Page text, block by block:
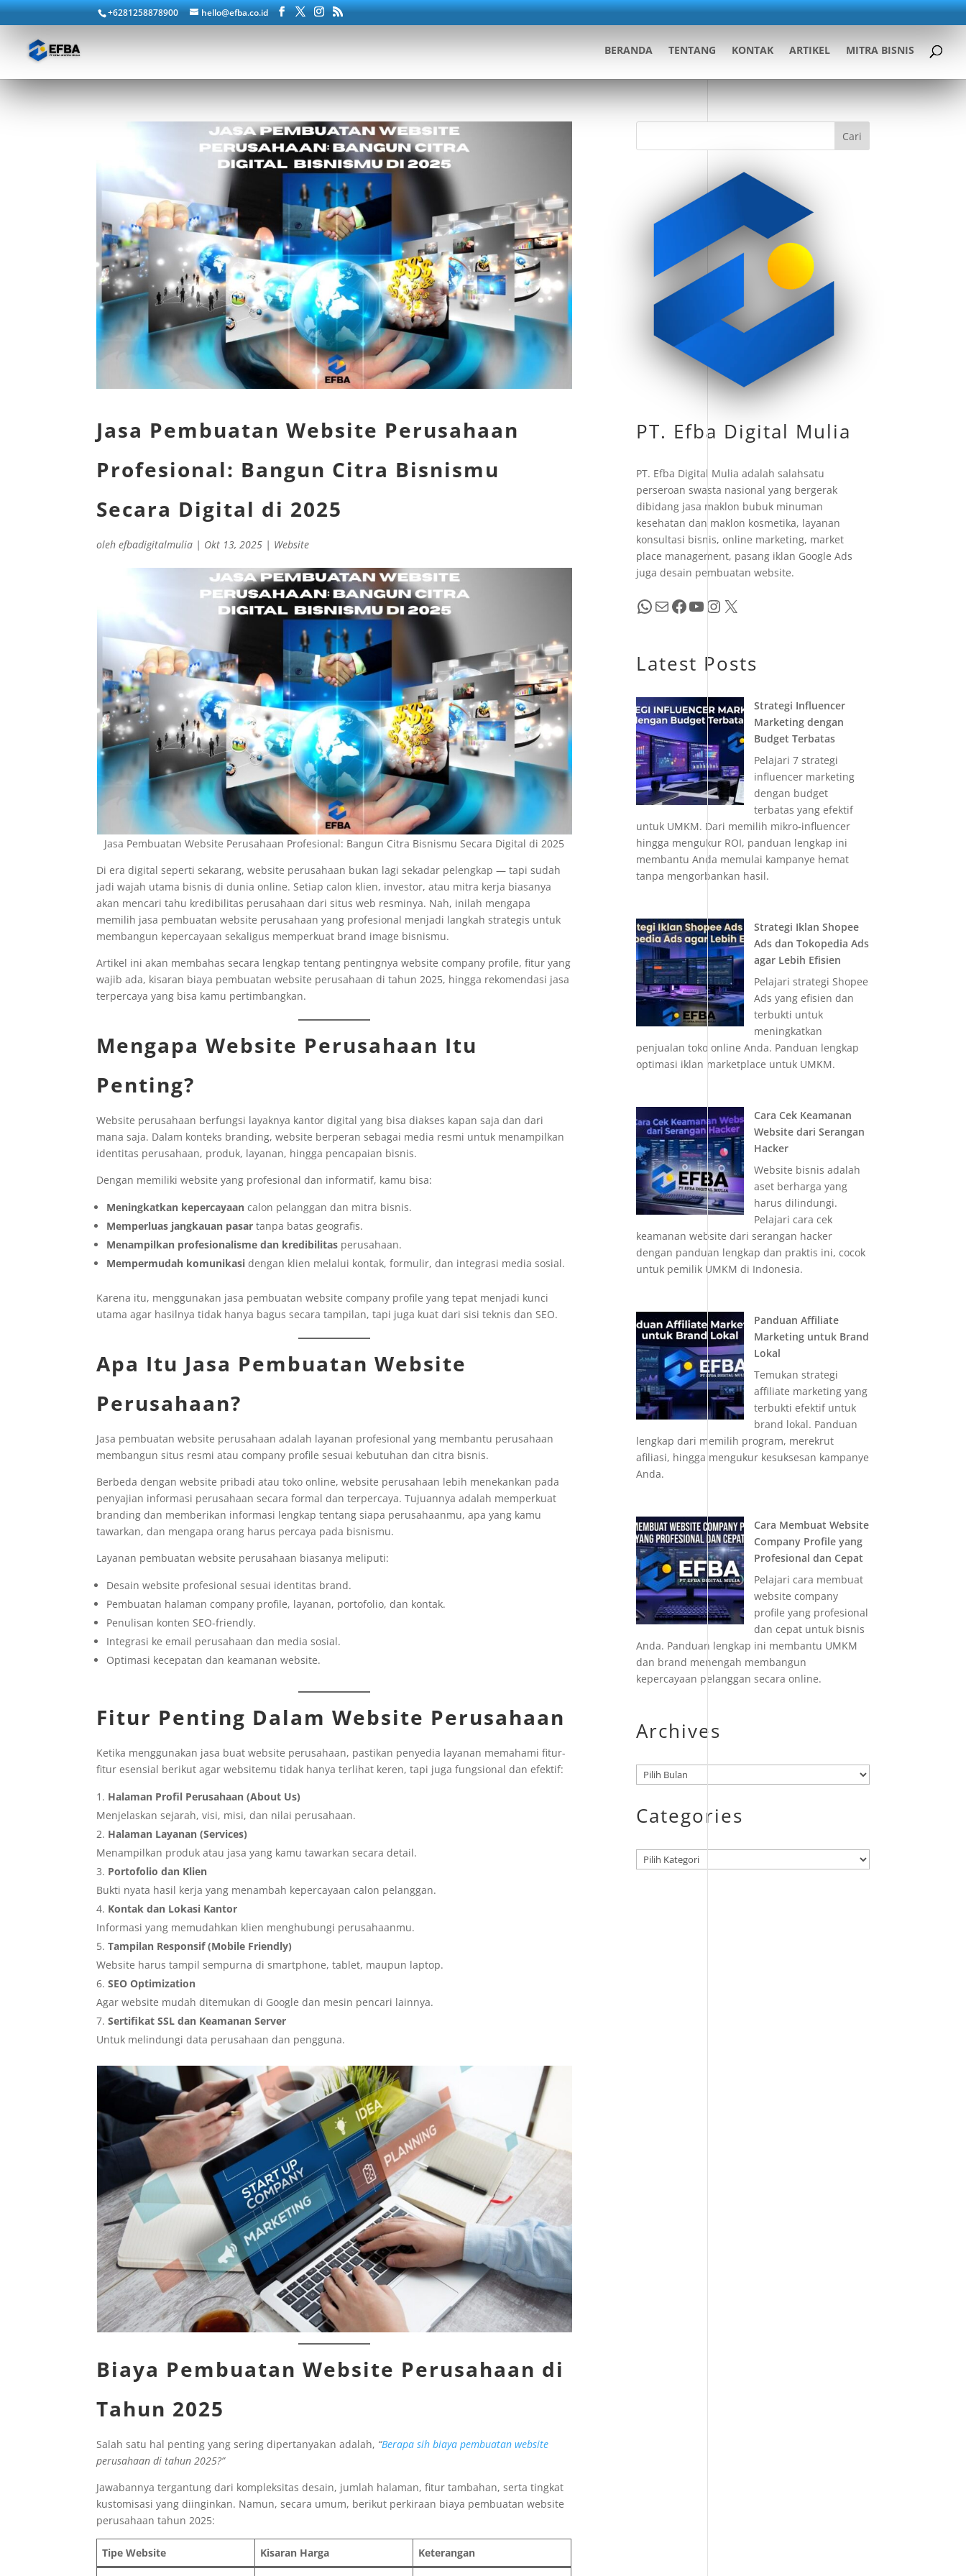
+6281258878900 hello@efba.co.id
BERANDA TENTANG KONTAK ARTIKEL MITRA BISNIS
Jasa Pembuatan Website Perusahaan
Profesional: Bangun Citra Bisnismu
Secara Digital di 2025
olehefbadigitalmulia | Okt 13, 2025 | Website
Jasa Pembuatan Website Perusahaan Profesional: Bangun Citra Bisnismu Secara Digital di 2025
Di era digital seperti sekarang, website perusahaan bukan lagi sekadar pelengkap — tapi sudah
jadi wajah utama bisnis di dunia online. Setiap calon klien, investor, atau mitra kerja biasanya
akan mencari tahu kredibilitas perusahaan dari situs web resminya. Nah, inilah mengapa
memilih jasa pembuatan website perusahaan yang profesional menjadi langkah strategis untuk
membangun kepercayaan sekaligus memperkuat brand image bisnismu.
Artikel ini akan membahas secara lengkap tentang pentingnya website company profile, fitur yang
wajib ada, kisaran biaya pembuatan website perusahaan di tahun 2025, hingga rekomendasi jasa
terpercaya yang bisa kamu pertimbangkan.
Mengapa Website Perusahaan Itu
Penting?
Website perusahaan berfungsi layaknya kantor digital yang bisa diakses kapan saja dan dari
mana saja. Dalam konteks branding, website berperan sebagai media resmi untuk menampilkan
identitas perusahaan, produk, layanan, hingga pencapaian bisnis.
Dengan memiliki website yang profesional dan informatif, kamu bisa:
Meningkatkan kepercayaan calon pelanggan dan mitra bisnis.
Memperluas jangkauan pasar tanpa batas geografis.
Menampilkan profesionalisme dan kredibilitas perusahaan.
Mempermudah komunikasi dengan klien melalui kontak, formulir, dan integrasi media sosial.
Karena itu, menggunakan jasa pembuatan website company profile yang tepat menjadi kunci
utama agar hasilnya tidak hanya bagus secara tampilan, tapi juga kuat dari sisi teknis dan SEO.
Apa Itu Jasa Pembuatan Website
Perusahaan?
Jasa pembuatan website perusahaan adalah layanan profesional yang membantu perusahaan
membangun situs resmi atau company profile sesuai kebutuhan dan citra bisnis.
Berbeda dengan website pribadi atau toko online, website perusahaan lebih menekankan pada
penyajian informasi perusahaan secara formal dan terpercaya. Tujuannya adalah memperkuat
branding dan memberikan informasi lengkap tentang siapa perusahaanmu, apa yang kamu
tawarkan, dan mengapa orang harus percaya pada bisnismu.
Layanan pembuatan website perusahaan biasanya meliputi:
Desain website profesional sesuai identitas brand.
Pembuatan halaman company profile, layanan, portofolio, dan kontak.
Penulisan konten SEO-friendly.
Integrasi ke email perusahaan dan media sosial.
Optimasi kecepatan dan keamanan website.
Fitur Penting Dalam Website Perusahaan
Ketika menggunakan jasa buat website perusahaan, pastikan penyedia layanan memahami fitur-
fitur esensial berikut agar websitemu tidak hanya terlihat keren, tapi juga fungsional dan efektif:
Halaman Profil Perusahaan (About Us)
Menjelaskan sejarah, visi, misi, dan nilai perusahaan.
Halaman Layanan (Services)
Menampilkan produk atau jasa yang kamu tawarkan secara detail.
Portofolio dan Klien
Bukti nyata hasil kerja yang menambah kepercayaan calon pelanggan.
Kontak dan Lokasi Kantor
Informasi yang memudahkan klien menghubungi perusahaanmu.
Tampilan Responsif (Mobile Friendly)
Website harus tampil sempurna di smartphone, tablet, maupun laptop.
SEO Optimization
Agar website mudah ditemukan di Google dan mesin pencari lainnya.
Sertifikat SSL dan Keamanan Server
Untuk melindungi data perusahaan dan pengguna.
Biaya Pembuatan Website Perusahaan di
Tahun 2025
Salah satu hal penting yang sering dipertanyakan adalah, “Berapa sih biaya pembuatan website
perusahaan di tahun 2025?”
Jawabannya tergantung dari kompleksitas desain, jumlah halaman, fitur tambahan, serta tingkat
kustomisasi yang diinginkan. Namun, secara umum, berikut perkiraan biaya pembuatan website
perusahaan tahun 2025:
Tipe Website Kisaran Harga Keterangan
Cari
PT. Efba Digital Mulia
PT. Efba Digital Mulia adalah salahsatu
perseroan swasta nasional yang bergerak
dibidang jasa maklon bubuk minuman
kesehatan dan maklon kosmetika, layanan
konsultasi bisnis, online marketing, market
place management, pasang iklan Google Ads
juga desain pembuatan website.
WhatsApp Mail Facebook YouTube InstagramX
Latest Posts
Strategi Influencer
Marketing dengan
Budget Terbatas
Pelajari 7 strategi
influencer marketing
dengan budget
terbatas yang efektif
untuk UMKM. Dari memilih mikro-influencer
hingga mengukur ROI, panduan lengkap ini
membantu Anda memulai kampanye hemat
tanpa mengorbankan hasil.
Strategi Iklan Shopee
Ads dan Tokopedia Ads
agar Lebih Efisien
Pelajari strategi Shopee
Ads yang efisien dan
terbukti untuk
meningkatkan
penjualan toko online Anda. Panduan lengkap
optimasi iklan marketplace untuk UMKM.
Cara Cek Keamanan
Website dari Serangan
Hacker
Website bisnis adalah
aset berharga yang
harus dilindungi.
Pelajari cara cek
keamanan website dari serangan hacker
dengan panduan lengkap dan praktis ini, cocok
untuk pemilik UMKM di Indonesia.
Panduan Affiliate
Marketing untuk Brand
Lokal
Temukan strategi
affiliate marketing yang
terbukti efektif untuk
brand lokal. Panduan
lengkap dari memilih program, merekrut
afiliasi, hingga mengukur kesuksesan kampanye
Anda.
Cara Membuat Website
Company Profile yang
Profesional dan Cepat
Pelajari cara membuat
website company
profile yang profesional
dan cepat untuk bisnis
Anda. Panduan lengkap ini membantu UMKM
dan brand menengah membangun
kepercayaan pelanggan secara online.
Archives
Arsip
Categories
Kategori